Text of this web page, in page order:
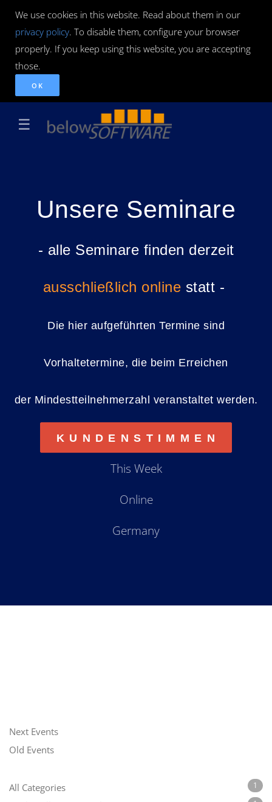
We use cookies in this website. Read about them in our
privacy policy. To disable them, configure your browser
properly. If you keep using this website, you are accepting
those.
OK
☰
Unsere Seminare
- alle Seminare finden derzeit
ausschließlich online statt -
Die hier aufgeführten Termine sind
Vorhaltetermine, die beim Erreichen
der Mindestteilnehmerzahl veranstaltet werden.
K U N D E N S T I M M E N
This Week
Online
Germany
Next Events
Old Events
All Categories 1